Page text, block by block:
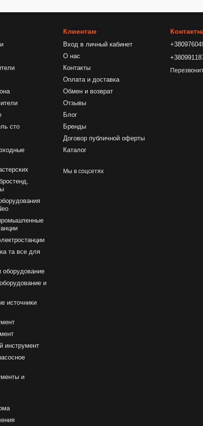
сто
та все для
и
источники
инструмент
и
Клиентам
Вход в личный кабинет
О нас
Контакты
Оплата и доставка
Обмен и возврат
Отзывы
Блог
Бренды
Договор публичной оферты
Каталог
Мы в соцсетях